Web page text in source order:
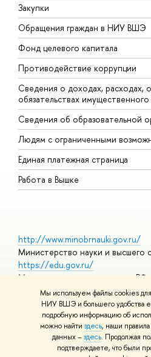
Мы используем файлы cookies
НИУ ВШЭ и большего удобства
подробную информацию об
можно найти здесь, наши
данных –здесь. Продолжая
подтверждаете, что были
Закупки
Обращения граждан в НИУ ВШЭ
Фонд целевого капитала
Противодействие коррупции
Сведения о доходах, расходах,
обязательствах
Сведения об образовательной
Людям с ограниченными
Единая платежная страница
Работа в Вышке
http://www.minobrnauki.gov.ru/
Министерство науки и высшего
https://edu.gov.ru/
Министерство просвещения РФ
https://elearning.hse.ru/mooc
Массовые открытые онлайн-
© НИУ ВШЭ 1993–2026 Адреса и
использования материалов